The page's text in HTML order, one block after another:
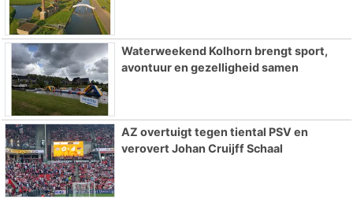
Waterweekend Kolhorn brengt sport,
avontuur en gezelligheid samen
AZ overtuigt tegen tiental PSV en
verovert Johan Cruijff Schaal